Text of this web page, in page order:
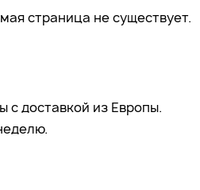
страница не существует.
с доставкой из Европы.